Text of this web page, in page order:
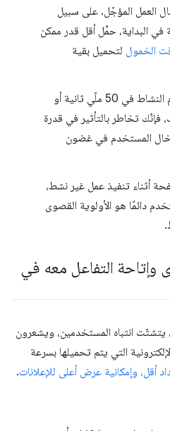
المؤجّل. على سبيل
حمِّل أقل قدر ممكن
لتحميل بقية
تنفيذ العمل أثناء وقت عدم النشاط في 50 ملّي ثانية أو
تخاطر بالتأثير في قدرة
المستخدم في غضون
تنفيذ عمل غير نشط،
هو الأولوية القصوى
التفاعل معه في
انتباه المستخدمين، ويشعرون
التي يتم تحميلها بسرعة
وإمكانية عرض أعلى للإعلانات.